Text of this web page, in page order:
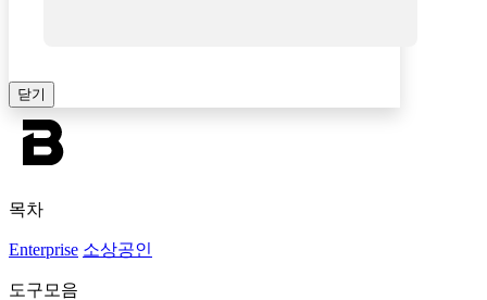
닫기
목차
Enterprise 소상공인
도구모음